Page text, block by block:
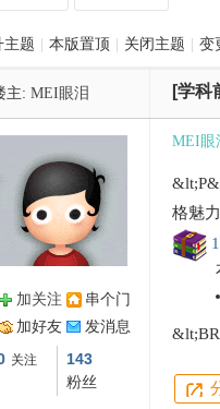
主题 本版置顶 关闭主题 变
主: MEI眼泪 [学科
加关注
串个门
加好友
发消息
关注 143
粉丝
MEI眼
格魅